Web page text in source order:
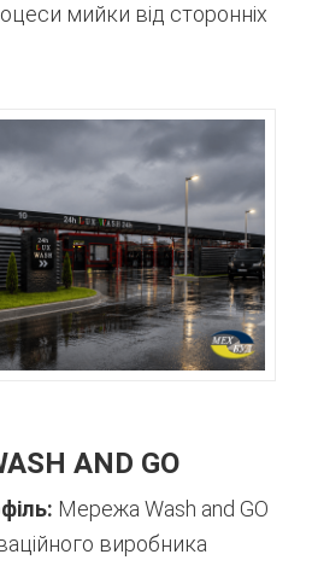
мийки від сторонніх
AND GO
Мережа Wash and GO
виробника